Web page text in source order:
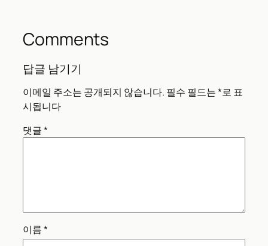
Comments
답글 남기기
이메일 주소는 공개되지 않습니다. 필수 필드는*로 표
시됩니다
댓글*
이름*